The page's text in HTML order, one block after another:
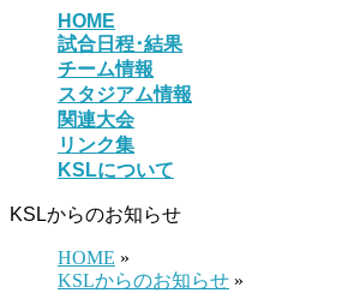
HOME
試合日程･結果
チーム情報
スタジアム情報
関連大会
リンク集
KSLについて
KSLからのお知らせ
HOME »
KSLからのお知らせ »